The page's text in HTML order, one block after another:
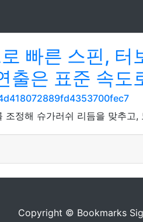
빠른 스핀,
출은 표준 속
정해 슈가러쉬 리듬을 맞추
Copyright © Bookmarks